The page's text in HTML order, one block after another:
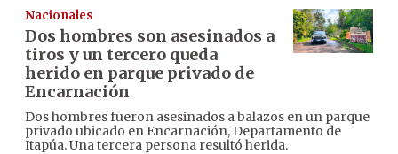
Nacionales
Dos hombres son asesinados a
tiros y un tercero queda
herido en parque privado de
Encarnación
Dos hombres fueron asesinados a balazos en un parque
privado ubicado en Encarnación, Departamento de
Itapúa. Una tercera persona resultó herida.